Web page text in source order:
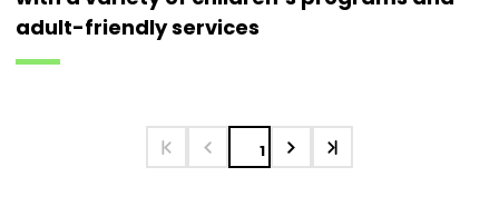
adult-friendly services
1